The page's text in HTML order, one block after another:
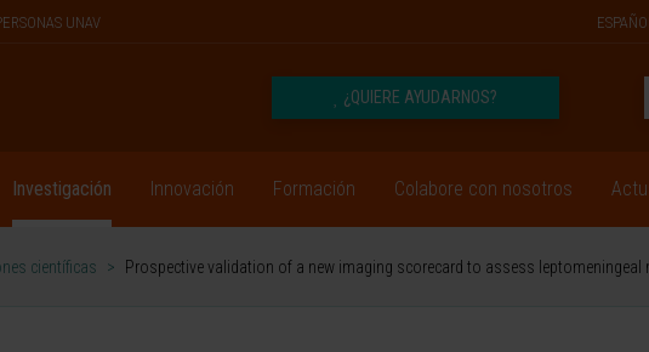
UNAV
¿QUIERE AYUDARNOS?
Investigación Innovación Formación Colabore con nosotros
científicas > Prospective validation of a new imaging scorecard to assess leptomeningeal